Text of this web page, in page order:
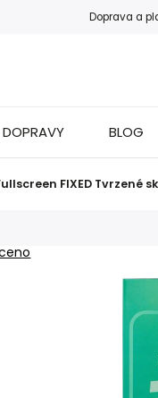
Doprava a
BLOG
FIXED Tvrzené